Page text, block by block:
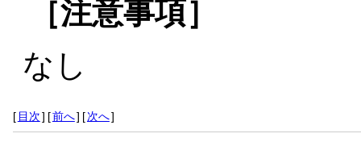
［注意事項］
なし
[ 目次] [前へ] [次へ]